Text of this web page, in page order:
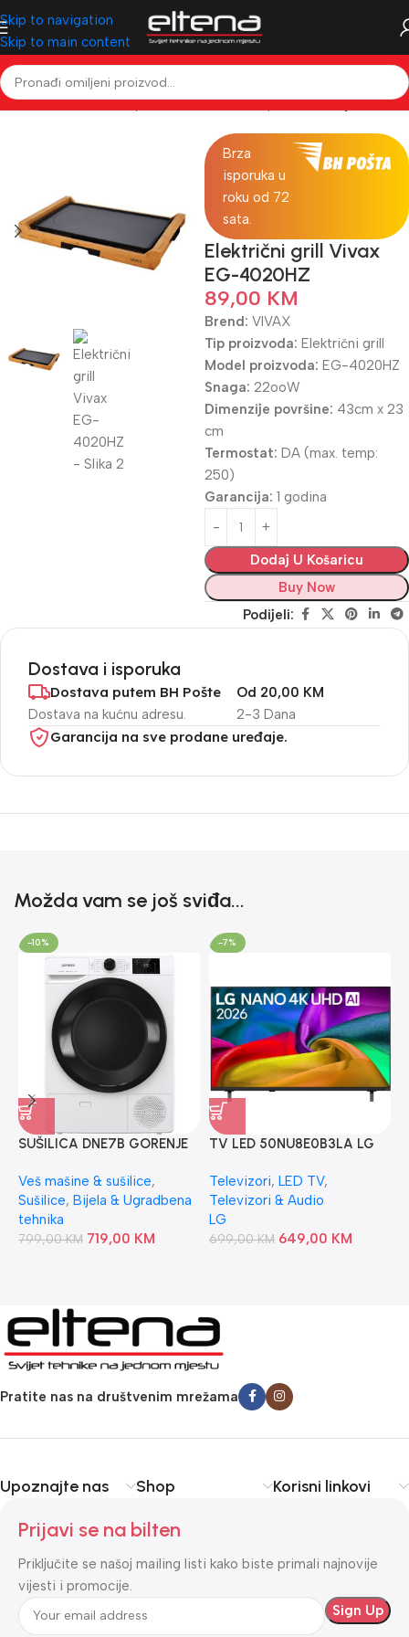
Skip to navigation
Skip to main content
Mali kućanski aparati Mali kućanski aparati Roštilji i tosteri
Brza
isporuka u
roku od 72
sata.
Električni grill Vivax
EG-4020HZ
89,00 KM
Brend: VIVAX
Tip proizvoda: Električni grill
Model proizvoda: EG-4020HZ
Snaga: 22ooW
Dimenzije površine: 43cm x 23
cm
Termostat: DA (max. temp:
250)
Garancija: 1 godina
Dodaj U Košaricu
Buy Now
Podijeli:
Dostava i isporuka
Dostava putem BH Pošte
Dostava na kućnu adresu. 2-3 Dana
Od 20,00 KM
Garancija na sve prodane uređaje.
Možda vam se još sviđa...
-10%
SUŠILICA DNE7B GORENJE
Veš mašine & sušilice,
Sušilice, Bijela & Ugradbena
tehnika
799,00KM 719,00 KM
-7%
TV LED 50NU8E0B3LA LG
Televizori, LED TV,
Televizori & Audio
LG
699,00KM 649,00 KM
Pratite nas na društvenim mrežama
Upoznajte nas Shop Korisni linkovi
Prijavi se na bilten
Priključite se našoj mailing listi kako biste primali najnovije
vijesti i promocije.